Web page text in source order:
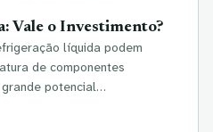
Vale o Investimento?
líquida podem
de componentes
potencial…